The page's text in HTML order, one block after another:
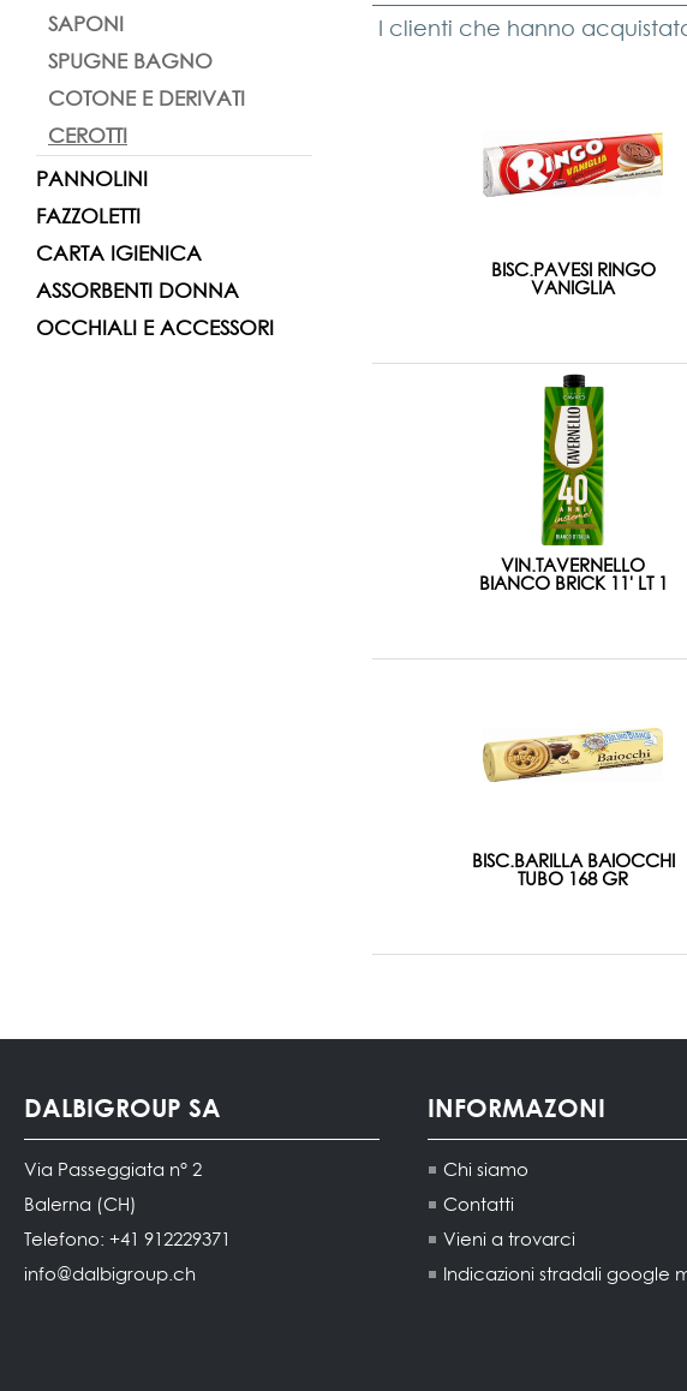
SAPONI
SPUGNE BAGNO
COTONE E DERIVATI
CEROTTI
PANNOLINI
FAZZOLETTI
CARTA IGIENICA
ASSORBENTI DONNA
OCCHIALI E ACCESSORI
I clienti che hanno
BISC.PAVESI RINGO
VANIGLIA
VIN.TAVERNELLO
BIANCO BRICK 11' LT 1
BISC.BARILLA BAIOCCHI
TUBO 168 GR
DALBIGROUP SA
Via Passeggiata n° 2
Balerna (CH)
Telefono: +41 912229371
info@dalbigroup.ch
INFORMAZONI
Chi siamo
Contatti
Vieni a trovarci
Indicazioni stradali google